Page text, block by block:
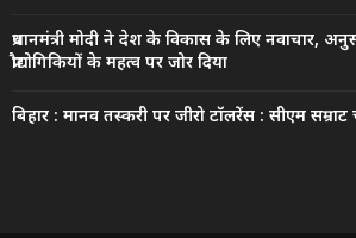
प्रधानमंत्री मोदी ने देश के विकास के लिए नवाचार,
प्रौद्योगिकियों के महत्व पर जोर दिया
बिहार : मानव तस्करी पर जीरो टॉलरेंस : सीएम सम्राट